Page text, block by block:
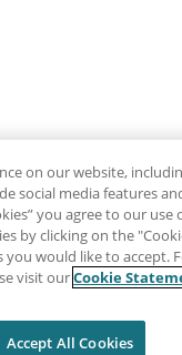
on our website,
social media features
you agree to our use
by clicking on the
you would like to accept.
visit ourCookie
Accept All Cookies